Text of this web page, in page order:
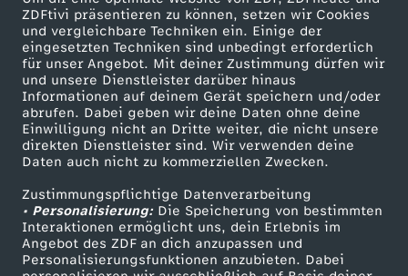
ZDFtivi präsentieren zu können, setzen wir Cookies
und vergleichbare Techniken ein. Einige der
eingesetzten Techniken sind unbedingt erforderlich
für unser Angebot. Mit deiner Zustimmung dürfen wir
und unsere Dienstleister darüber hinaus
Informationen auf deinem Gerät speichern und/oder
abrufen. Dabei geben wir deine Daten ohne deine
Einwilligung nicht an Dritte weiter, die nicht unsere
direkten Dienstleister sind. Wir verwenden deine
Daten auch nicht zu kommerziellen Zwecken.
Zustimmungspflichtige Datenverarbeitung
• Personalisierung:Die Speicherung von bestimmten
Interaktionen ermöglicht uns, dein Erlebnis im
Angebot des ZDF an dich anzupassen und
Personalisierungsfunktionen anzubieten. Dabei
s
c
h
Mehr ZDF
ZDF-Apps
Smart TV
ZDFtext
Livestreams
Sendungen A-Z
TV-Programm
Service
ZDFmitreden
Kontakt zum ZDF
Tickets
Zuschauerservice
Hilfe